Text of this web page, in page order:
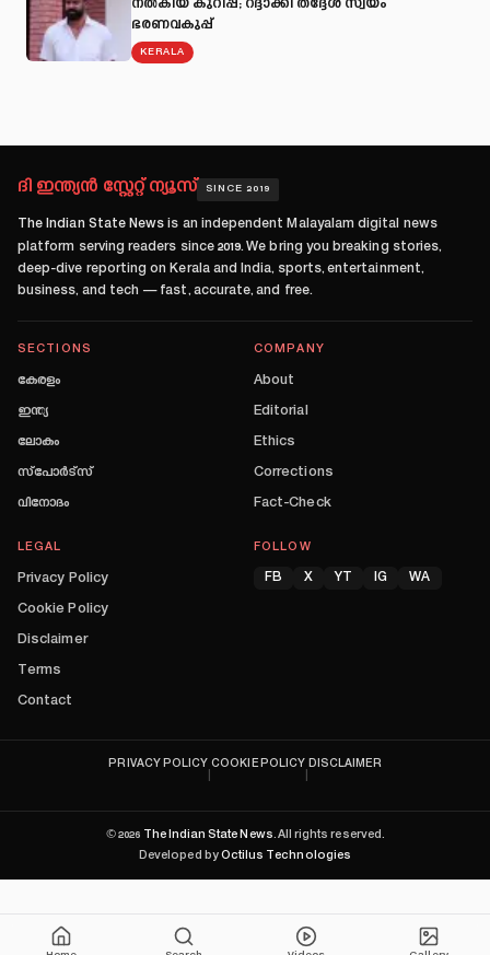
നല്‍കിയ കുറിപ്പ്; റദ്ദാക്കി തദ്ദേശ സ്വയം
ഭരണവകുപ്പ്
KERALA
ദി ഇന്ത്യൻ സ്റ്റേറ്റ് ന്യൂസ് SINCE 2019
The Indian State News is an independent Malayalam digital news
platform serving readers since 2019. We bring you breaking stories,
deep-dive reporting on Kerala and India, sports, entertainment,
business, and tech — fast, accurate, and free.
SECTIONS
കേരളം
ഇന്ത്യ
ലോകം
സ്പോർട്സ്
വിനോദം
COMPANY
About
Editorial
Ethics
Corrections
Fact-Check
LEGAL
Privacy Policy
Cookie Policy
Disclaimer
Terms
Contact
FOLLOW
FB X YT IG WA
PRIVACY POLICY COOKIE POLICY DISCLAIMER
©2026 The Indian State News. All rights reserved.
Developed by Octilus Technologies